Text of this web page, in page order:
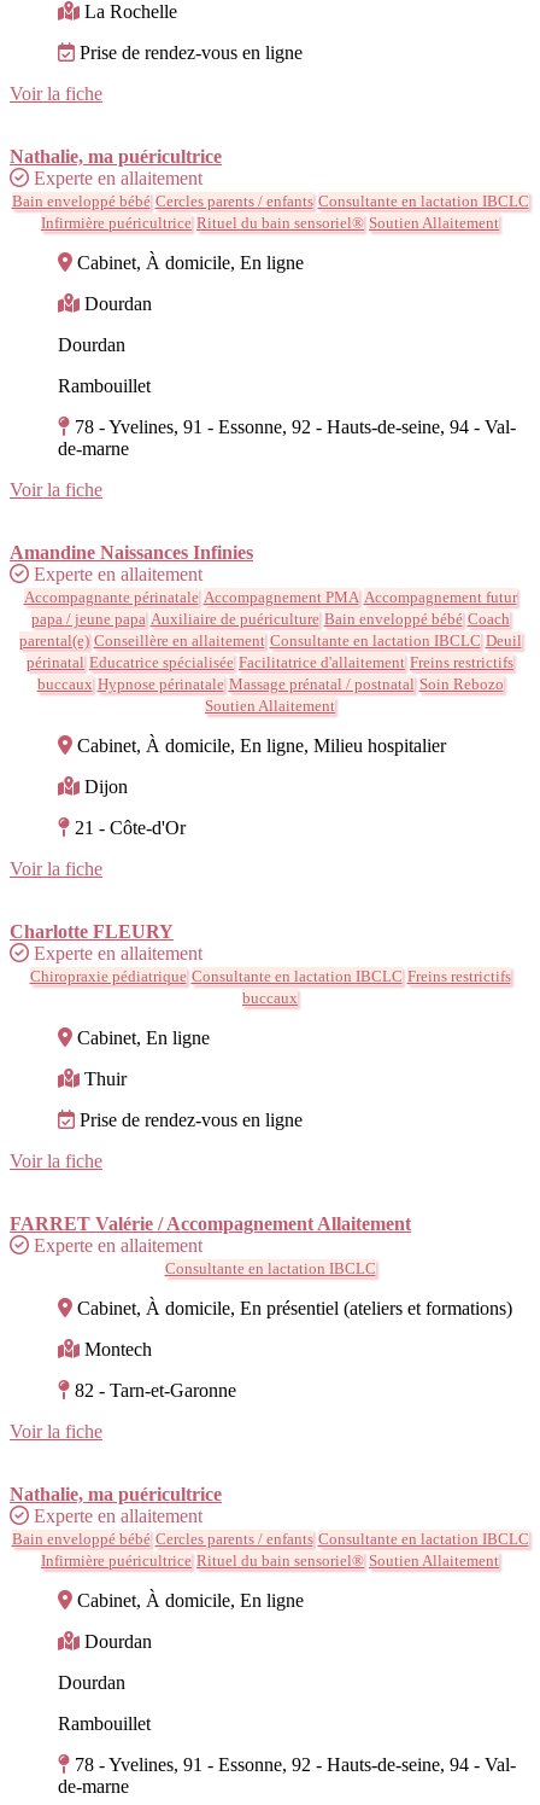
La Rochelle
Prise de rendez-vous en ligne
Voir la fiche
Nathalie, ma puéricultrice
Experte en allaitement
Bain enveloppé bébé Cercles parents / enfants Consultante en lactation IBCLC
Infirmière puéricultrice Rituel du bain sensoriel® Soutien Allaitement
Cabinet, À domicile, En ligne
Dourdan
Dourdan
Rambouillet
78 - Yvelines, 91 - Essonne, 92 - Hauts-de-seine, 94 - Val-
de-marne
Voir la fiche
Amandine Naissances Infinies
Experte en allaitement
Accompagnante périnatale Accompagnement PMA Accompagnement futur
papa / jeune papa Auxiliaire de puériculture Bain enveloppé bébé Coach
parental(e) Conseillère en allaitement Consultante en lactation IBCLC Deuil
périnatal Educatrice spécialisée Facilitatrice d'allaitement Freins restrictifs
buccaux Hypnose périnatale Massage prénatal / postnatal Soin Rebozo
Soutien Allaitement
Cabinet, À domicile, En ligne, Milieu hospitalier
Dijon
21 - Côte-d'Or
Voir la fiche
Charlotte FLEURY
Experte en allaitement
Chiropraxie pédiatrique Consultante en lactation IBCLC Freins restrictifs
buccaux
Cabinet, En ligne
Thuir
Prise de rendez-vous en ligne
Voir la fiche
FARRET Valérie / Accompagnement Allaitement
Experte en allaitement
Consultante en lactation IBCLC
Cabinet, À domicile, En présentiel (ateliers et formations)
Montech
82 - Tarn-et-Garonne
Voir la fiche
Nathalie, ma puéricultrice
Experte en allaitement
Bain enveloppé bébé Cercles parents / enfants Consultante en lactation IBCLC
Infirmière puéricultrice Rituel du bain sensoriel® Soutien Allaitement
Cabinet, À domicile, En ligne
Dourdan
Dourdan
Rambouillet
78 - Yvelines, 91 - Essonne, 92 - Hauts-de-seine, 94 - Val-
de-marne